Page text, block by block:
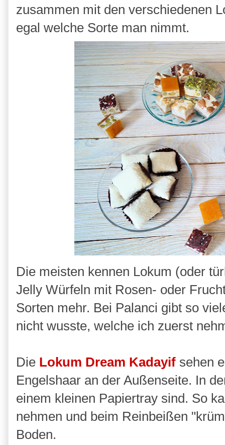
zusammen mit den verschiedenen
egal welche Sorte man nimmt.
Die meisten kennen Lokum (oder
Jelly Würfeln mit Rosen- oder
Sorten mehr. Bei Palanci gibt so
nicht wusste, welche ich zuerst
Die Lokum Dream Kadayif sehen
Engelshaar an der Außenseite. In
einem kleinen Papiertray sind. So
nehmen und beim Reinbeißen
Boden.